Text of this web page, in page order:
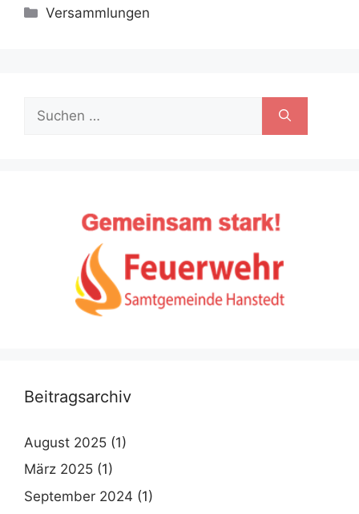
Kategorien
Versammlungen
nach:
Beitragsarchiv
August 2025 (1)
März 2025 (1)
September 2024 (1)